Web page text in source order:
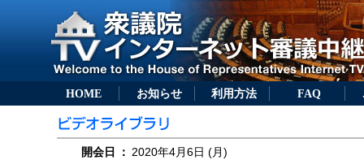
HOME お知らせ 利用方法 FAQ
開会日 ： 2020年4月6日 (月)